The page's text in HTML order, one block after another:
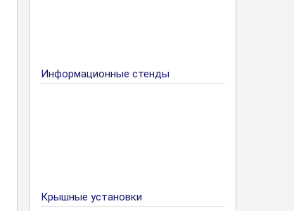
Информационные стенды
Крышные установки